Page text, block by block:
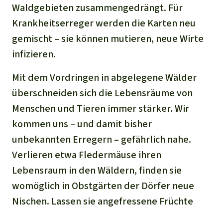
Waldgebieten zusammengedrängt. Für
Krankheitserreger werden die Karten neu
gemischt – sie können mutieren, neue Wirte
infizieren.
Mit dem Vordringen in abgelegene Wälder
überschneiden sich die Lebensräume von
Menschen und Tieren immer stärker. Wir
kommen uns – und damit bisher
unbekannten Erregern – gefährlich nahe.
Verlieren etwa Fledermäuse ihren
Lebensraum in den Wäldern, finden sie
womöglich in Obstgärten der Dörfer neue
Nischen. Lassen sie angefressene Früchte